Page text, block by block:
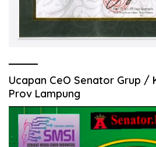
Ucapan CeO Senator Grup /
Prov Lampung